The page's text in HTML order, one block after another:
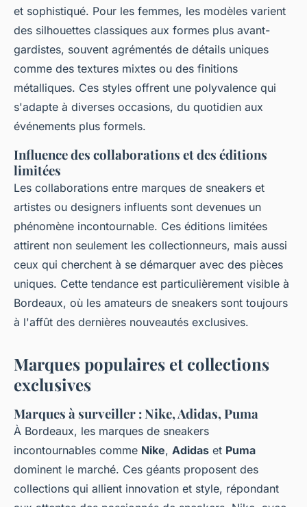
et sophistiqué. Pour les femmes, les modèles varient
des silhouettes classiques aux formes plus avant-
gardistes, souvent agrémentés de détails uniques
comme des textures mixtes ou des finitions
métalliques. Ces styles offrent une polyvalence qui
s'adapte à diverses occasions, du quotidien aux
événements plus formels.
Influence des collaborations et des éditions
limitées
Les collaborations entre marques de sneakers et
artistes ou designers influents sont devenues un
phénomène incontournable. Ces éditions limitées
attirent non seulement les collectionneurs, mais aussi
ceux qui cherchent à se démarquer avec des pièces
uniques. Cette tendance est particulièrement visible à
Bordeaux, où les amateurs de sneakers sont toujours
à l'affût des dernières nouveautés exclusives.
Marques populaires et collections
exclusives
Marques à surveiller : Nike, Adidas, Puma
À Bordeaux, les marques de sneakers
incontournables comme Nike, Adidas et Puma
dominent le marché. Ces géants proposent des
collections qui allient innovation et style, répondant